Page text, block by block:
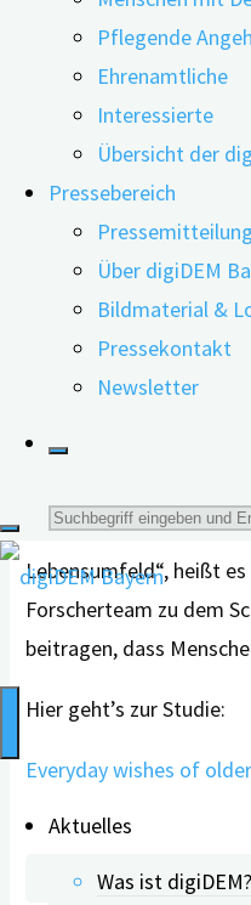
Pflegende
Ehrenamtliche
Interessierte
Übersicht der
Pressebereich
Über digiDEM
Bildmaterial &
Pressekontakt
Newsletter
Suche
nach:
Aktuelles
Was ist digiDEM?
Wohlbefinden von
Den Tagesablauf
Nicht nur das
Trotz Demenz
Lebensumfeld“, heißt
Forscherteam zu dem
beitragen, dass
Hier geht’s zur Studie:
Everyday wishes of